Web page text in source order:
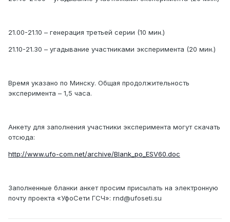
21.00-21.10 – генерация третьей серии (10 мин.)
21.10-21.30 – угадывание участниками эксперимента (20 мин.)
Время указано по Минску. Общая продолжительность
эксперимента – 1,5 часа.
Анкету для заполнения участники эксперимента могут скачать
отсюда:
http://www.ufo-com.net/archive/Blank_po_ESV60.doc
Заполненные бланки анкет просим присылать на электронную
почту проекта «УфоСети ГСЧ»: rnd@ufoseti.su